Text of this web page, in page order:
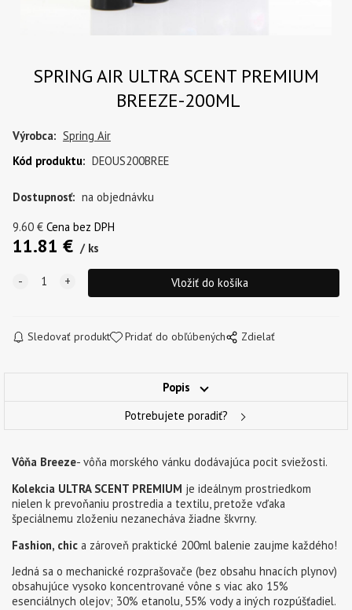
SPRING AIR ULTRA SCENT PREMIUM
BREEZE-200ML
Výrobca: Spring Air
Kód produktu: DEOUS200BREE
Dostupnosť: na objednávku
9.60€ Cena bez DPH
11.81 € ks
Sledovať produkt Pridať do obľúbených Zdielať
Popis
Potrebujete poradiť?
Vôňa Breeze- vôňa morského vánku dodávajúca pocit sviežosti.
Kolekcia ULTRA SCENT PREMIUM je ideálnym prostriedkom
nielen k prevoňaniu prostredia a textilu, pretože vďaka
špeciálnemu zloženiu nezanecháva žiadne škvrny.
Fashion, chic a zároveň praktické 200ml balenie zaujme každého!
Jedná sa o mechanické rozprašovače (bez obsahu hnacích plynov)
obsahujúce vysoko koncentrované vône s viac ako 15%
esenciálnych olejov; 30% etanolu, 55% vody a iných rozpúšťadiel.